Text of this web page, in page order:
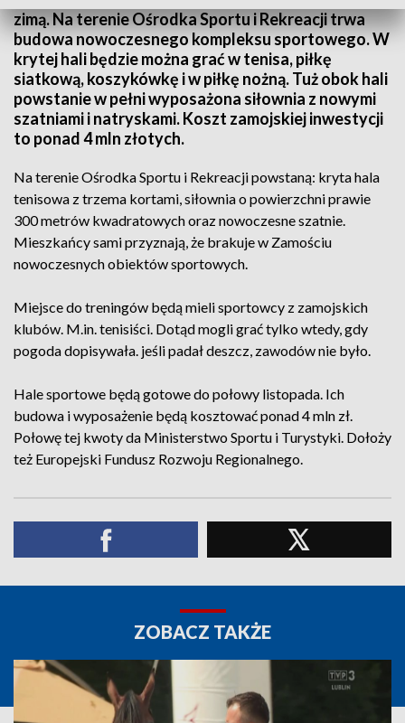
zimą. Na terenie Ośrodka Sportu i Rekreacji trwa
budowa nowoczesnego kompleksu sportowego. W
krytej hali będzie można grać w tenisa, piłkę
siatkową, koszykówkę i w piłkę nożną. Tuż obok hali
powstanie w pełni wyposażona siłownia z nowymi
szatniami i natryskami. Koszt zamojskiej inwestycji
to ponad 4 mln złotych.
Na terenie Ośrodka Sportu i Rekreacji powstaną: kryta hala
tenisowa z trzema kortami, siłownia o powierzchni prawie
300 metrów kwadratowych oraz nowoczesne szatnie.
Mieszkańcy sami przyznają, że brakuje w Zamościu
nowoczesnych obiektów sportowych.
Miejsce do treningów będą mieli sportowcy z zamojskich
klubów. M.in. tenisiści. Dotąd mogli grać tylko wtedy, gdy
pogoda dopisywała. jeśli padał deszcz, zawodów nie było.
Hale sportowe będą gotowe do połowy listopada. Ich
budowa i wyposażenie będą kosztować ponad 4 mln zł.
Połowę tej kwoty da Ministerstwo Sportu i Turystyki. Dołoży
też Europejski Fundusz Rozwoju Regionalnego.
ZOBACZ TAKŻE